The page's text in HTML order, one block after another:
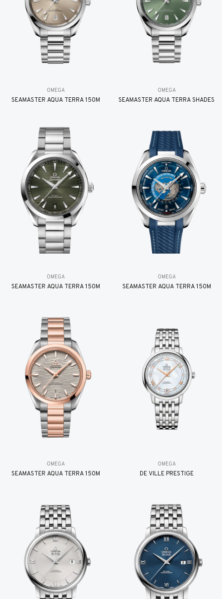
OMEGA
SEAMASTER AQUA TERRA 150M
OMEGA
SEAMASTER AQUA TERRA SHADES
OMEGA
SEAMASTER AQUA TERRA 150M
OMEGA
SEAMASTER AQUA TERRA 150M
OMEGA
SEAMASTER AQUA TERRA 150M
OMEGA
DE VILLE PRESTIGE